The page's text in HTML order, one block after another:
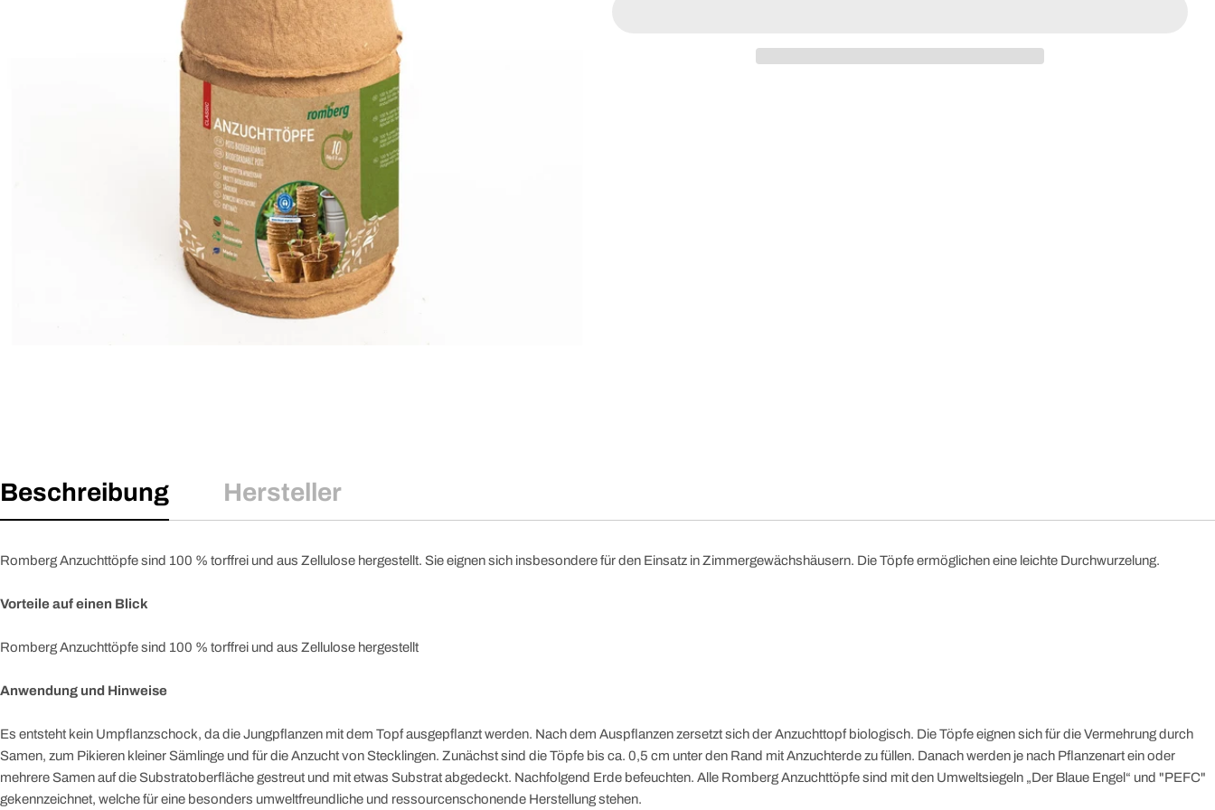
Sie das Medium 0 im Modalformat
Beschreibung Hersteller
Romberg Anzuchttöpfe sind 100 % torffrei und aus Zellulose hergestellt. Sie eignen sich insbesondere für den Einsatz in Zimmergewächshäusern. Die Töpfe ermöglichen eine leichte Durchwurzelung.
Vorteile auf einen Blick
Romberg Anzuchttöpfe sind 100 % torffrei und aus Zellulose hergestellt
Anwendung und Hinweise
Es entsteht kein Umpflanzschock, da die Jungpflanzen mit dem Topf ausgepflanzt werden. Nach dem Auspflanzen zersetzt sich der Anzuchttopf biologisch. Die Töpfe eignen sich für die Vermehrung durch
Samen, zum Pikieren kleiner Sämlinge und für die Anzucht von Stecklingen. Zunächst sind die Töpfe bis ca. 0,5 cm unter den Rand mit Anzuchterde zu füllen. Danach werden je nach Pflanzenart ein oder
mehrere Samen auf die Substratoberfläche gestreut und mit etwas Substrat abgedeckt. Nachfolgend Erde befeuchten. Alle Romberg Anzuchttöpfe sind mit den Umweltsiegeln „Der Blaue Engel“ und "PEFC"
gekennzeichnet, welche für eine besonders umweltfreundliche und ressourcenschonende Herstellung stehen.